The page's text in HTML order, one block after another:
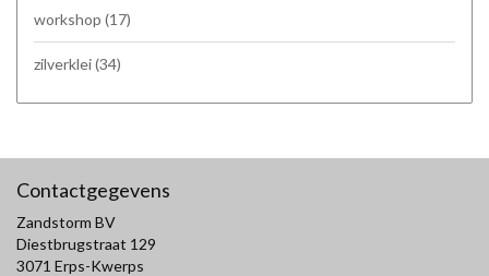
workshop (17)
zilverklei(34)
Contactgegevens
Zandstorm BV
Diestbrugstraat 129
3071 Erps-Kwerps